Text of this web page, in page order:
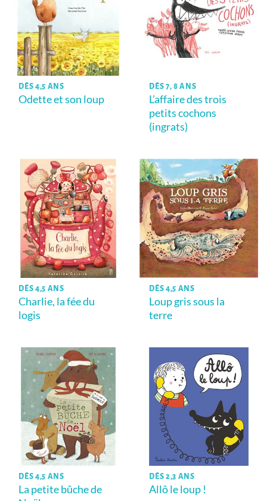
DÈS 4,5 ANS
Odette et son loup
DÈS 7, 8 ANS
L’affaire des trois
petits cochons
(ingrats)
DÈS 4,5 ANS
Charlie, la fée du
logis
DÈS 4,5 ANS
Loup gris sous la
terre
DÈS 4,5 ANS
La petite bûche de
DÈS 2,3 ANS
Allô le loup !